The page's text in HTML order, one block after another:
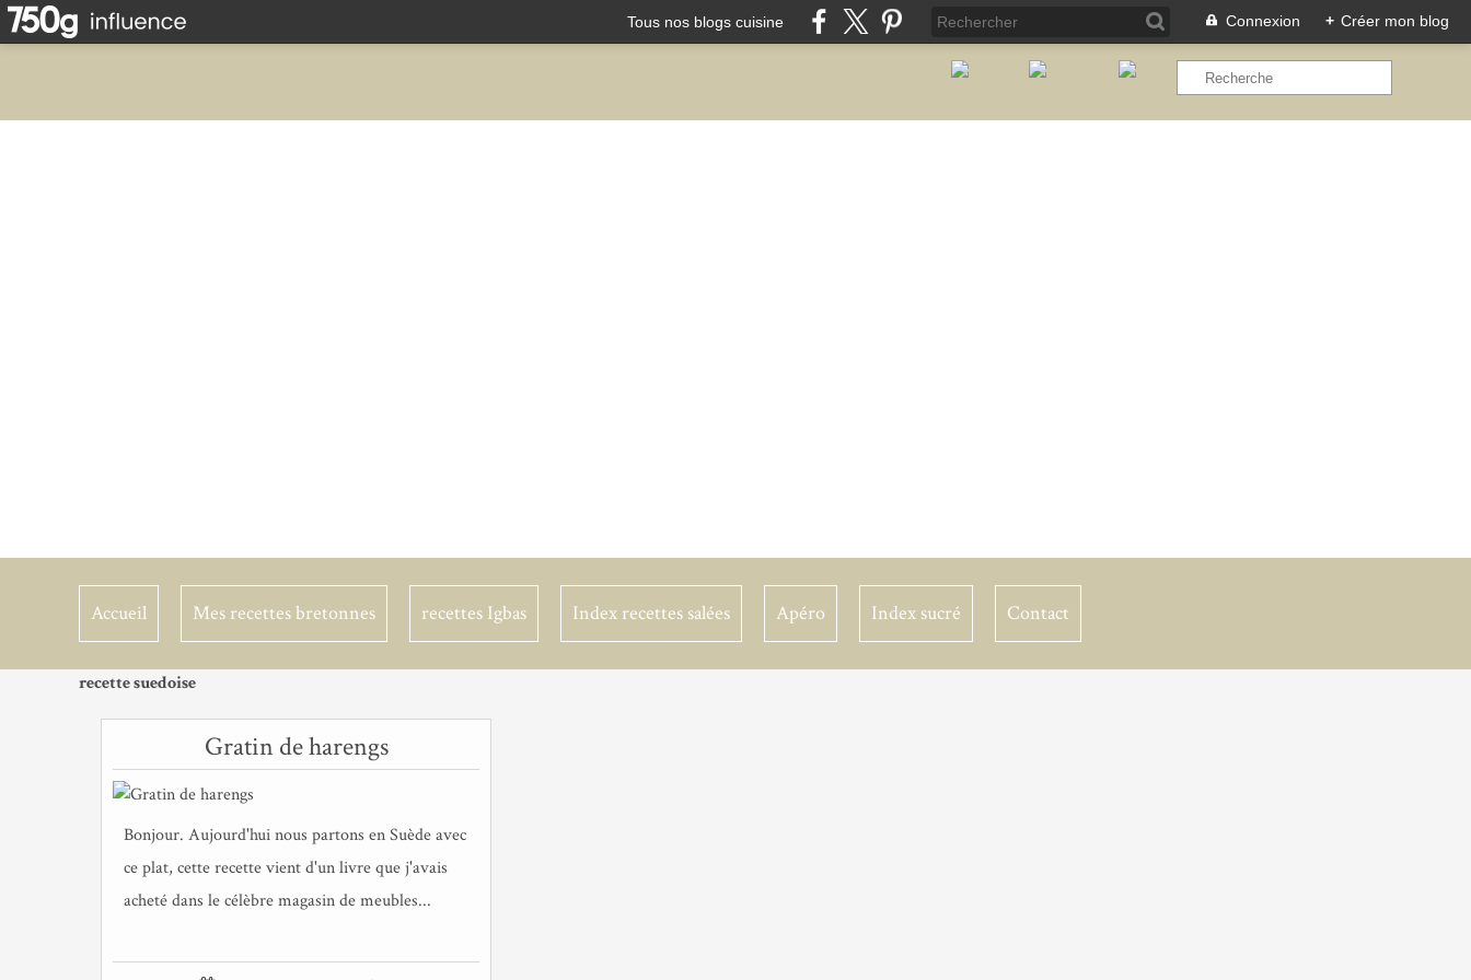
Tous nos blogs cuisine Connexion + Créer mon blog
Accueil Mes recettes bretonnes recettes Igbas Index recettes salées Apéro Index sucré Contact
recette suedoise
Gratin de harengs
Bonjour. Aujourd'hui nous partons en Suède avec
ce plat, cette recette vient d'un livre que j'avais
acheté dans le célèbre magasin de meubles...